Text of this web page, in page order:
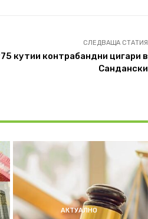
СЛЕДВАЩА СТАТИЯ
кутии контрабандни цигари в
Сандански
АКТУАЛНО